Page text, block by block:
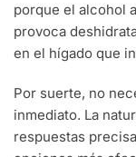
porque el alcohol
provoca
en el hígado que
Por suerte, no
inmediato. La
respuestas